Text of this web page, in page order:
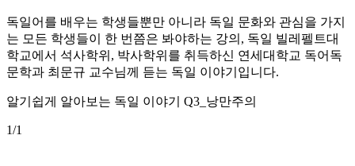
독일어를 배우는 학생들뿐만 아니라 독일 문화와 관심을 가지
는 모든 학생들이 한 번쯤은 봐야하는 강의, 독일 빌레펠트대
학교에서 석사학위, 박사학위를 취득하신 연세대학교 독어독
문학과 최문규 교수님께 듣는 독일 이야기입니다.
알기쉽게 알아보는 독일 이야기 Q3_낭만주의
1/1